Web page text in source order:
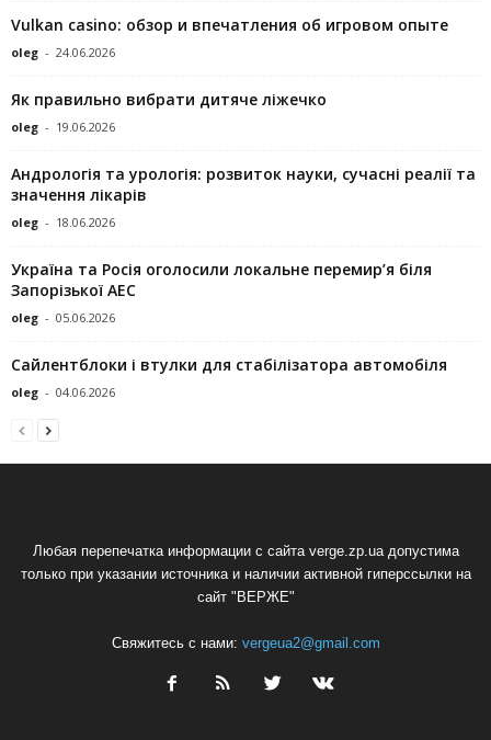
Vulkan casino: обзор и впечатления об игровом опыте
oleg - 24.06.2026
Як правильно вибрати дитяче ліжечко
oleg - 19.06.2026
Андрологія та урологія: розвиток науки, сучасні реалії та
значення лікарів
oleg - 18.06.2026
Україна та Росія оголосили локальне перемир’я біля
Запорізької АЕС
oleg - 05.06.2026
Сайлентблоки і втулки для стабілізатора автомобіля
oleg - 04.06.2026
Любая перепечатка информации с сайта verge.zp.ua допустима
только при указании источника и наличии активной гиперссылки на
сайт "ВЕРЖЕ"
Свяжитесь с нами: vergeua2@gmail.com